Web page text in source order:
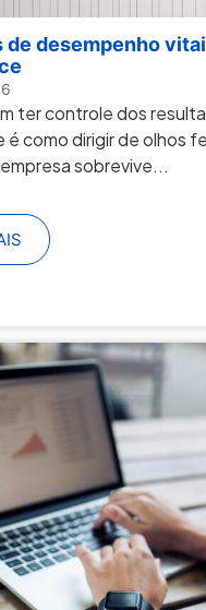
de desempenho
ter controle dos
é como dirigir de olhos
sobrevive...